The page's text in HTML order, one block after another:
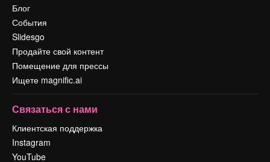
Блог
События
Slidesgo
Продайте свой контент
Помещение для прессы
Ищете magnific.ai
Связаться с нами
Клиентская поддержка
Instagram
YouTube